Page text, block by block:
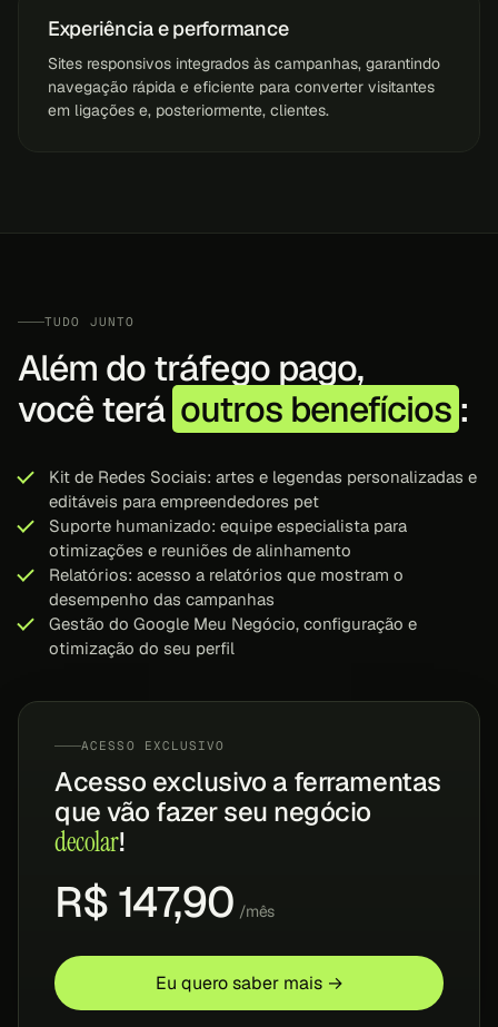
Experiência e performance
Sites responsivos integrados às campanhas, garantindo
navegação rápida e eficiente para converter visitantes
em ligações e, posteriormente, clientes.
TUDO JUNTO
Além do tráfego pago,
você terá outros benefícios :
Kit de Redes Sociais: artes e legendas personalizadas e
editáveis para empreendedores pet
Suporte humanizado: equipe especialista para
otimizações e reuniões de alinhamento
Relatórios: acesso a relatórios que mostram o
desempenho das campanhas
Gestão do Google Meu Negócio, configuração e
otimização do seu perfil
ACESSO EXCLUSIVO
Acesso exclusivo a ferramentas
que vão fazer seu negócio
decolar!
R$ 147,90 /mês
Eu quero saber mais →